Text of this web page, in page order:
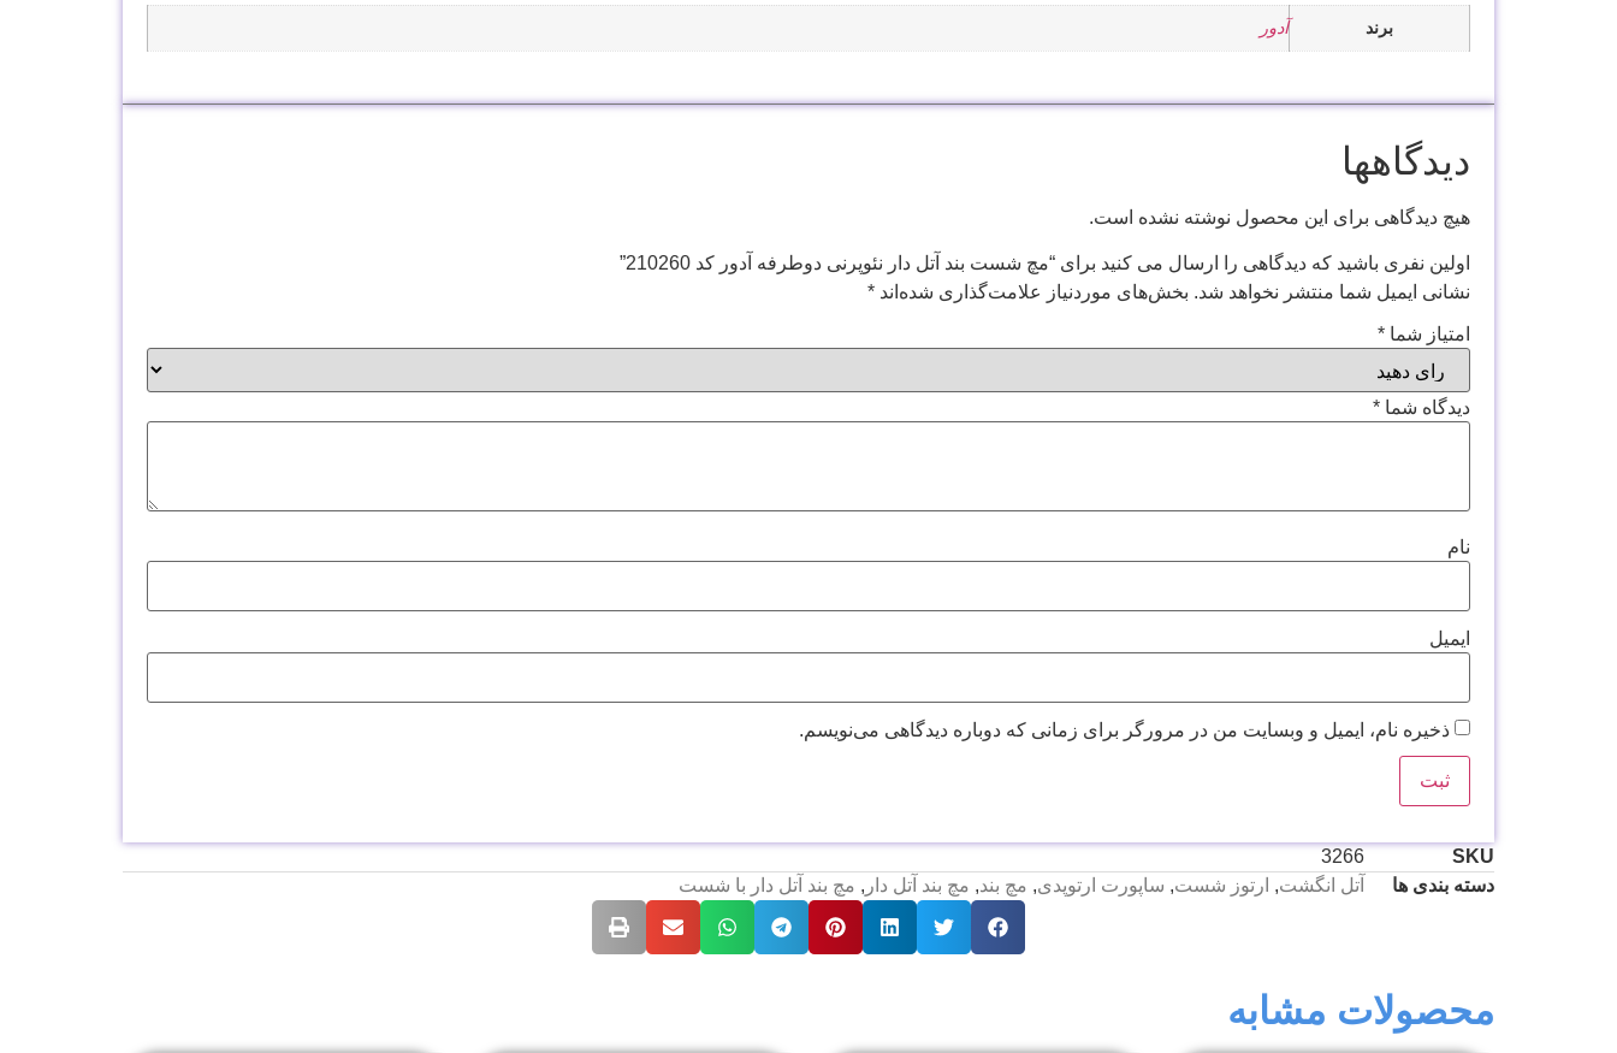
برند آدور
دیدگاهها
هیچ دیدگاهی برای این محصول نوشته نشده است.
اولین نفری باشید که دیدگاهی را ارسال می کنید برای “مچ شست بند آتل دار نئوپرنی دوطرفه آدور کد 210260”
نشانی ایمیل شما منتشر نخواهد شد. بخش‌های موردنیاز علامت‌گذاری شده‌اند *
امتیاز شما *
دیدگاه شما *
نام
ایمیل
ذخیره نام، ایمیل و وبسایت من در مرورگر برای زمانی که دوباره دیدگاهی می‌نویسم.
SKU
3266
دسته بندی ها
آتل انگشت, ارتوز شست, ساپورت ارتوپدی, مچ بند, مچ بند آتل دار , مچ بند آتل دار با شست
محصولات مشابه